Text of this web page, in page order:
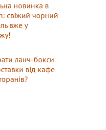
новинка в
свіжий чорний
вже у
ланч-бокси
від кафе